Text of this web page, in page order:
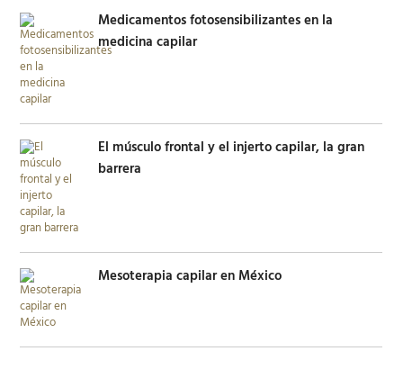
Medicamentos fotosensibilizantes en la
medicina capilar
El músculo frontal y el injerto capilar, la gran
barrera
Mesoterapia capilar en México